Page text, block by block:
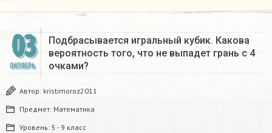
03
ОКТЯБРЬ
Подбрасывается игральный кубик. Какова
вероятность того, что не выпадет грань с 4
очками?
Автор: kristimoroz2011
Предмет: Математика
Уровень: 5 - 9 класс